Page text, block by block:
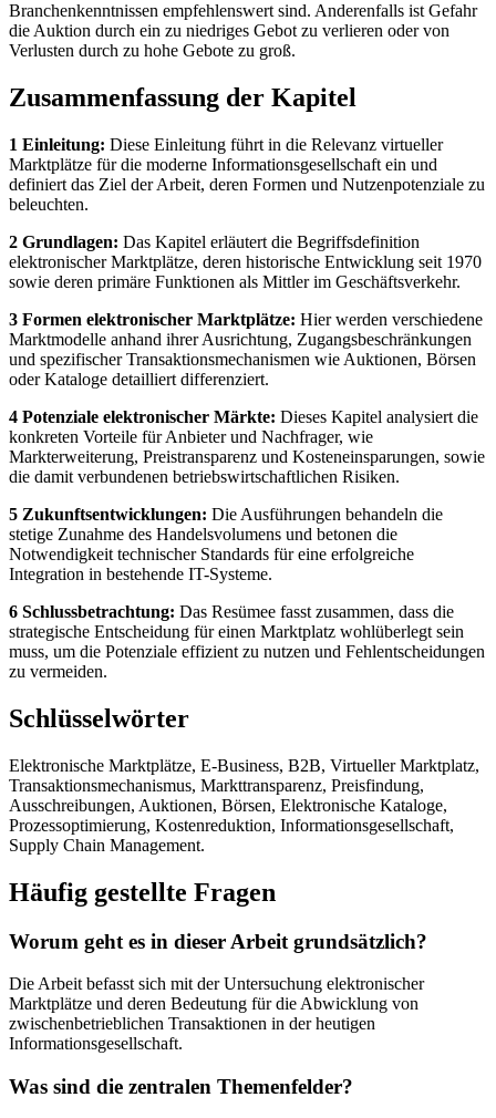
Branchenkenntnissen empfehlenswert sind. Anderenfalls ist Gefahr
die Auktion durch ein zu niedriges Gebot zu verlieren oder von
Verlusten durch zu hohe Gebote zu groß.
Zusammenfassung der Kapitel
1 Einleitung: Diese Einleitung führt in die Relevanz virtueller
Marktplätze für die moderne Informationsgesellschaft ein und
definiert das Ziel der Arbeit, deren Formen und Nutzenpotenziale zu
beleuchten.
2 Grundlagen: Das Kapitel erläutert die Begriffsdefinition
elektronischer Marktplätze, deren historische Entwicklung seit 1970
sowie deren primäre Funktionen als Mittler im Geschäftsverkehr.
3 Formen elektronischer Marktplätze: Hier werden verschiedene
Marktmodelle anhand ihrer Ausrichtung, Zugangsbeschränkungen
und spezifischer Transaktionsmechanismen wie Auktionen, Börsen
oder Kataloge detailliert differenziert.
4 Potenziale elektronischer Märkte: Dieses Kapitel analysiert die
konkreten Vorteile für Anbieter und Nachfrager, wie
Markterweiterung, Preistransparenz und Kosteneinsparungen, sowie
die damit verbundenen betriebswirtschaftlichen Risiken.
5 Zukunftsentwicklungen: Die Ausführungen behandeln die
stetige Zunahme des Handelsvolumens und betonen die
Notwendigkeit technischer Standards für eine erfolgreiche
Integration in bestehende IT-Systeme.
6 Schlussbetrachtung: Das Resümee fasst zusammen, dass die
strategische Entscheidung für einen Marktplatz wohlüberlegt sein
muss, um die Potenziale effizient zu nutzen und Fehlentscheidungen
zu vermeiden.
Schlüsselwörter
Elektronische Marktplätze, E-Business, B2B, Virtueller Marktplatz,
Transaktionsmechanismus, Markttransparenz, Preisfindung,
Ausschreibungen, Auktionen, Börsen, Elektronische Kataloge,
Prozessoptimierung, Kostenreduktion, Informationsgesellschaft,
Supply Chain Management.
Häufig gestellte Fragen
Worum geht es in dieser Arbeit grundsätzlich?
Die Arbeit befasst sich mit der Untersuchung elektronischer
Marktplätze und deren Bedeutung für die Abwicklung von
zwischenbetrieblichen Transaktionen in der heutigen
Informationsgesellschaft.
Was sind die zentralen Themenfelder?